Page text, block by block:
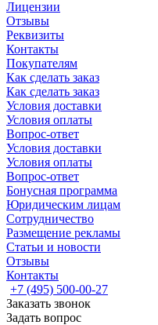
Лицензии
Отзывы
Реквизиты
Контакты
Покупателям
Как сделать заказ
Как сделать заказ
Условия доставки
Условия оплаты
Вопрос-ответ
Условия доставки
Условия оплаты
Вопрос-ответ
Бонусная программа
Юридическим лицам
Сотрудничество
Размещение рекламы
Статьи и новости
Отзывы
Контакты
+7 (495) 500-00-27
Заказать звонок
Задать вопрос